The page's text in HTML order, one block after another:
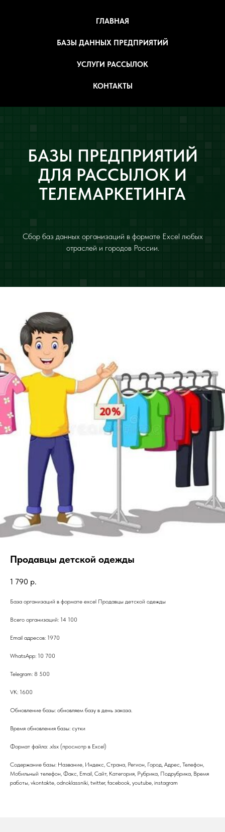
ГЛАВНАЯ
БАЗЫ ДАННЫХ ПРЕДПРИЯТИЙ
УСЛУГИ РАССЫЛОК
КОНТАКТЫ
БАЗЫ ПРЕДПРИЯТИЙ
ДЛЯ РАССЫЛОК И
ТЕЛЕМАРКЕТИНГА
Сбор баз данных организаций в формате Excel любых
отраслей и городов России.
Продавцы детской одежды
1 790 р.
База организаций в формате excel Продавцы детской одежды
Всего организаций: 14 100
Email адресов: 1970
WhatsApp: 10 700
Telegram: 8 500
VK: 1600
Обновление базы: обновляем базу в день заказа.
Время обновления базы: сутки
Формат файла: .xlsx (просмотр в Excel)
Содержание базы: Название, Индекс, Страна, Регион, Город, Адрес, Телефон,
Мобильный телефон, Факс, Email, Сайт, Категория, Рубрика, Подрубрика, Время
работы, vkontakte, odnoklassniki, twitter, facebook, youtube, instagram